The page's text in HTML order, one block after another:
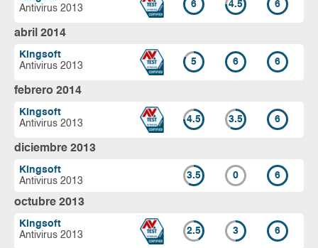
Antivirus 2013
6 4.5 6
abril 2014
Kingsoft
Antivirus 2013
5 6 6
febrero 2014
Kingsoft
Antivirus 2013
4.5 3.5 6
diciembre 2013
Kingsoft
Antivirus 2013
3.5 0 6
octubre 2013
Kingsoft
Antivirus 2013
2.5 3 6